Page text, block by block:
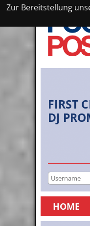
Zur Bereitstellung
FIRST
DJ
HOME